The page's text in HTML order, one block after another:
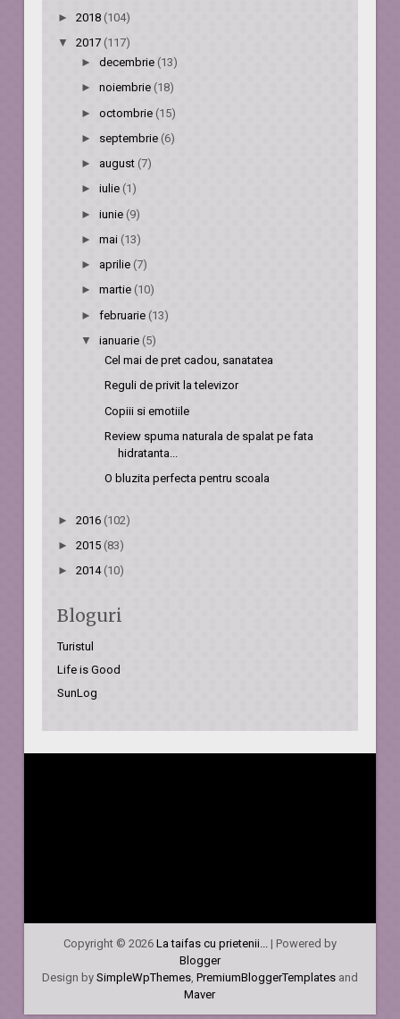
►2018 (104)
▼2017(117)
► decembrie (13)
► noiembrie (18)
► octombrie (15)
► septembrie (6)
► august (7)
► iulie (1)
► iunie (9)
► mai (13)
► aprilie (7)
► martie (10)
► februarie (13)
▼ ianuarie (5)
Cel mai de pret cadou, sanatatea
Reguli de privit la televizor
Copiii si emotiile
Review spuma naturala de spalat pe fata
hidratanta...
O bluzita perfecta pentru scoala
►2016 (102)
►2015(83)
►2014 (10)
Bloguri
Turistul
Life is Good
SunLog
Copyright © 2026 La taifas cu prietenii...
| Powered by
Blogger
Design by SimpleWpThemes, PremiumBloggerTemplatesand
Maver